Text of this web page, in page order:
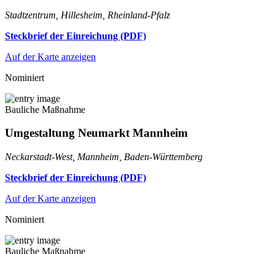
Stadtzentrum, Hillesheim, Rheinland-Pfalz
Steckbrief der Einreichung (PDF)
Auf der Karte anzeigen
Nominiert
Bauliche Maßnahme
Umgestaltung Neumarkt Mannheim
Neckarstadt-West, Mannheim, Baden-Württemberg
Steckbrief der Einreichung (PDF)
Auf der Karte anzeigen
Nominiert
Bauliche Maßnahme